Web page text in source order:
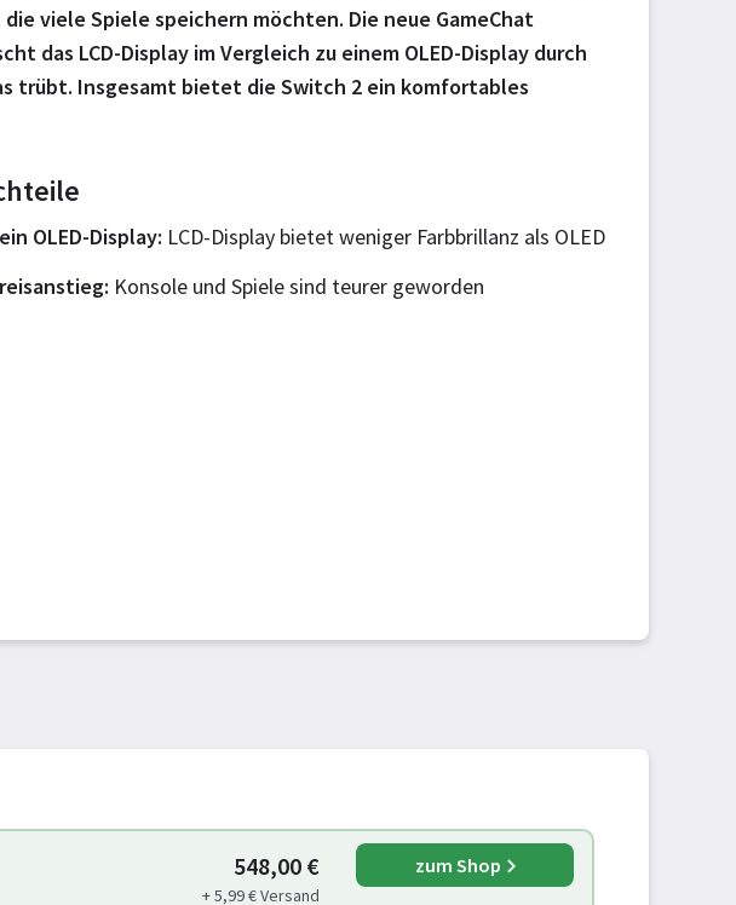
viele Spiele speichern möchten. Die neue GameChat
LCD-Display im Vergleich zu einem OLED-Display durch
trübt. Insgesamt bietet die Switch 2 ein komfortables
OLED-Display LCD-Display bietet weniger Farbbrillanz als OLED
Konsole und Spiele sind teurer geworden
548,00 €
+ 5,99 € Versand
zum Shop